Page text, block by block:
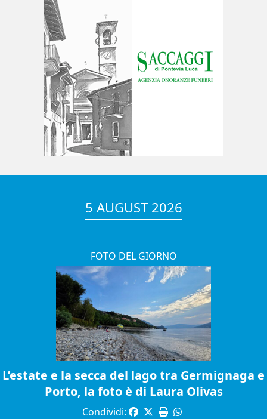
5 AUGUST 2026
FOTO DEL GIORNO
L’estate e la secca del lago tra Germignaga e
Porto, la foto è di Laura Olivas
Condividi: